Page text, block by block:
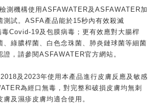
測機構使用ASFAWATER及ASFAWATER加
測試。ASFA產品能於15秒內有效殺滅
Covid-19及包膜病毒；更有效應對大腸桿
、綠膿桿菌、白色念珠菌、肺炎鏈球菌等細菌
證，請參閱ASFAWATER官方網站。
及2023年使用本產品進行皮膚反應及敏感
為經口無毒，對完整和破損皮膚均無刺
及濕疹皮膚均適合使用。